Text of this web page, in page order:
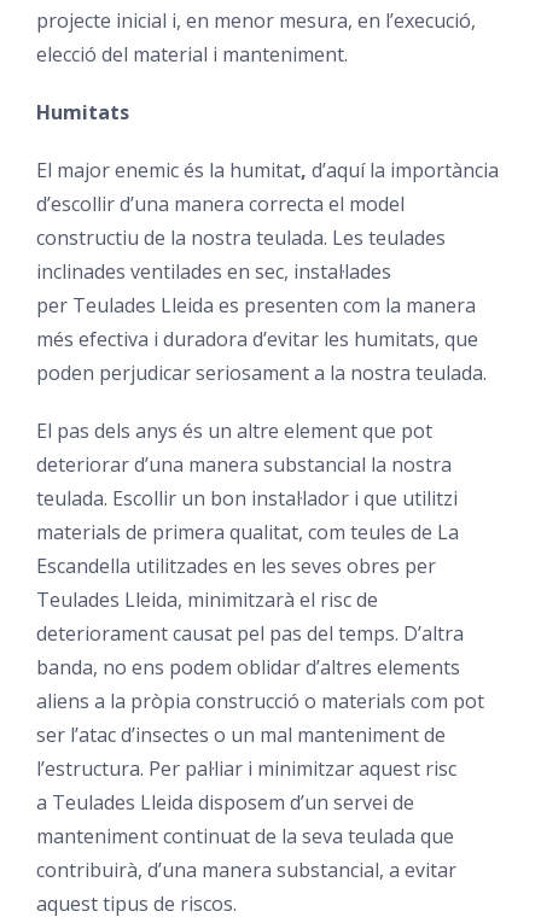
projecte inicial i, en menor mesura, en l’execució,
elecció del material i manteniment.
Humitats
El major enemic és la humitat, d’aquí la importància
d’escollir d’una manera correcta el model
constructiu de la nostra teulada. Les teulades
inclinades ventilades en sec, instal·lades
per Teulades Lleida es presenten com la manera
més efectiva i duradora d’evitar les humitats, que
poden perjudicar seriosament a la nostra teulada.
El pas dels anys és un altre element que pot
deteriorar d’una manera substancial la nostra
teulada. Escollir un bon instal·lador i que utilitzi
materials de primera qualitat, com teules de La
Escandella utilitzades en les seves obres per
Teulades Lleida, minimitzarà el risc de
deteriorament causat pel pas del temps. D’altra
banda, no ens podem oblidar d’altres elements
aliens a la pròpia construcció o materials com pot
ser l’atac d’insectes o un mal manteniment de
l’estructura. Per pal·liar i minimitzar aquest risc
a Teulades Lleida disposem d’un servei de
manteniment continuat de la seva teulada que
contribuirà, d’una manera substancial, a evitar
aquest tipus de riscos.